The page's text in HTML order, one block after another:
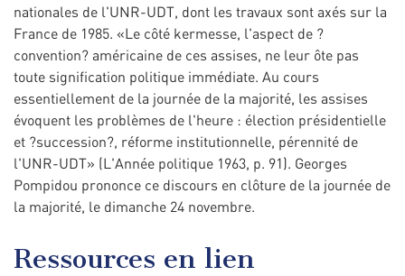
nationales de l'UNR-UDT, dont les travaux sont axés sur la
France de 1985. «Le côté kermesse, l'aspect de ?
convention? américaine de ces assises, ne leur ôte pas
toute signification politique immédiate. Au cours
essentiellement de la journée de la majorité, les assises
évoquent les problèmes de l'heure : élection présidentielle
et ?succession?, réforme institutionnelle, pérennité de
l'UNR-UDT» (L'Année politique 1963, p. 91). Georges
Pompidou prononce ce discours en clôture de la journée de
la majorité, le dimanche 24 novembre.
Ressources en lien